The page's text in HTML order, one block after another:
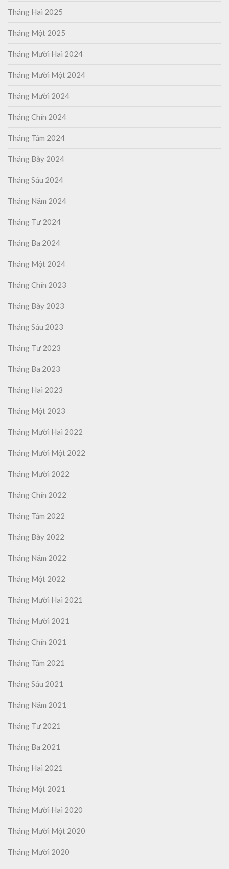
Tháng Hai 2025
Tháng Một 2025
Tháng Mười Hai 2024
Tháng Mười Một 2024
Tháng Mười 2024
Tháng Chín 2024
Tháng Tám 2024
Tháng Bảy 2024
Tháng Sáu 2024
Tháng Năm 2024
Tháng Tư 2024
Tháng Ba 2024
Tháng Một 2024
Tháng Chín 2023
Tháng Bảy 2023
Tháng Sáu 2023
Tháng Tư 2023
Tháng Ba 2023
Tháng Hai 2023
Tháng Một 2023
Tháng Mười Hai 2022
Tháng Mười Một 2022
Tháng Mười 2022
Tháng Chín 2022
Tháng Tám 2022
Tháng Bảy 2022
Tháng Năm 2022
Tháng Một 2022
Tháng Mười Hai 2021
Tháng Mười 2021
Tháng Chín 2021
Tháng Tám 2021
Tháng Sáu 2021
Tháng Năm 2021
Tháng Tư 2021
Tháng Ba 2021
Tháng Hai 2021
Tháng Một 2021
Tháng Mười Hai 2020
Tháng Mười Một 2020
Tháng Mười 2020